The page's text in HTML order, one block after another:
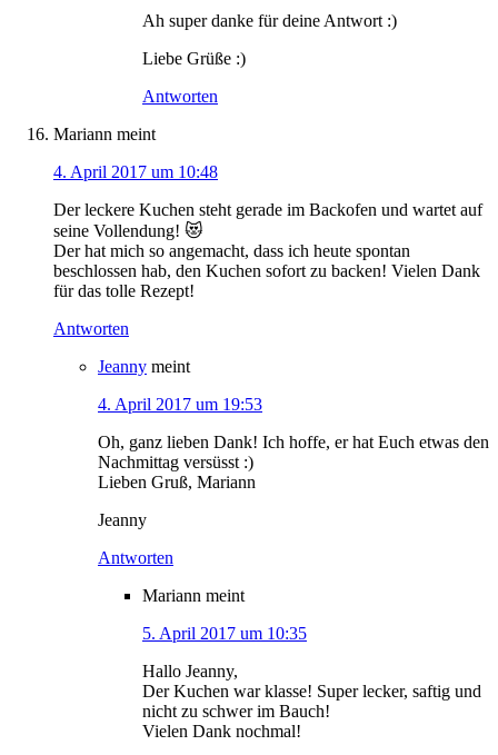
Ah super danke für deine Antwort :)
Liebe Grüße :)
Antworten
Mariann meint
4. April 2017 um 10:48
Der leckere Kuchen steht gerade im Backofen und wartet auf
seine Vollendung! 😻
Der hat mich so angemacht, dass ich heute spontan
beschlossen hab, den Kuchen sofort zu backen! Vielen Dank
für das tolle Rezept!
Antworten
Jeanny meint
4. April 2017 um 19:53
Oh, ganz lieben Dank! Ich hoffe, er hat Euch etwas den
Nachmittag versüsst :)
Lieben Gruß, Mariann
Jeanny
Antworten
Mariann meint
5. April 2017 um 10:35
Hallo Jeanny,
Der Kuchen war klasse! Super lecker, saftig und
nicht zu schwer im Bauch!
Vielen Dank nochmal!